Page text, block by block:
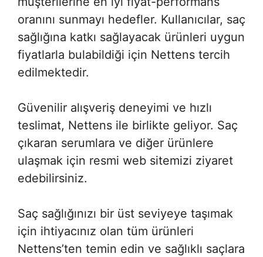
oranını sunmayı hedefler. Kullanıcılar, saç
sağlığına katkı sağlayacak ürünleri uygun
fiyatlarla bulabildiği için Nettens tercih
edilmektedir.
Güvenilir alışveriş deneyimi ve hızlı
teslimat, Nettens ile birlikte geliyor. Saç
çıkaran serumlara ve diğer ürünlere
ulaşmak için resmi web sitemizi ziyaret
edebilirsiniz.
Saç sağlığınızı bir üst seviyeye taşımak
için ihtiyacınız olan tüm ürünleri
Nettens’ten temin edin ve sağlıklı saçlara